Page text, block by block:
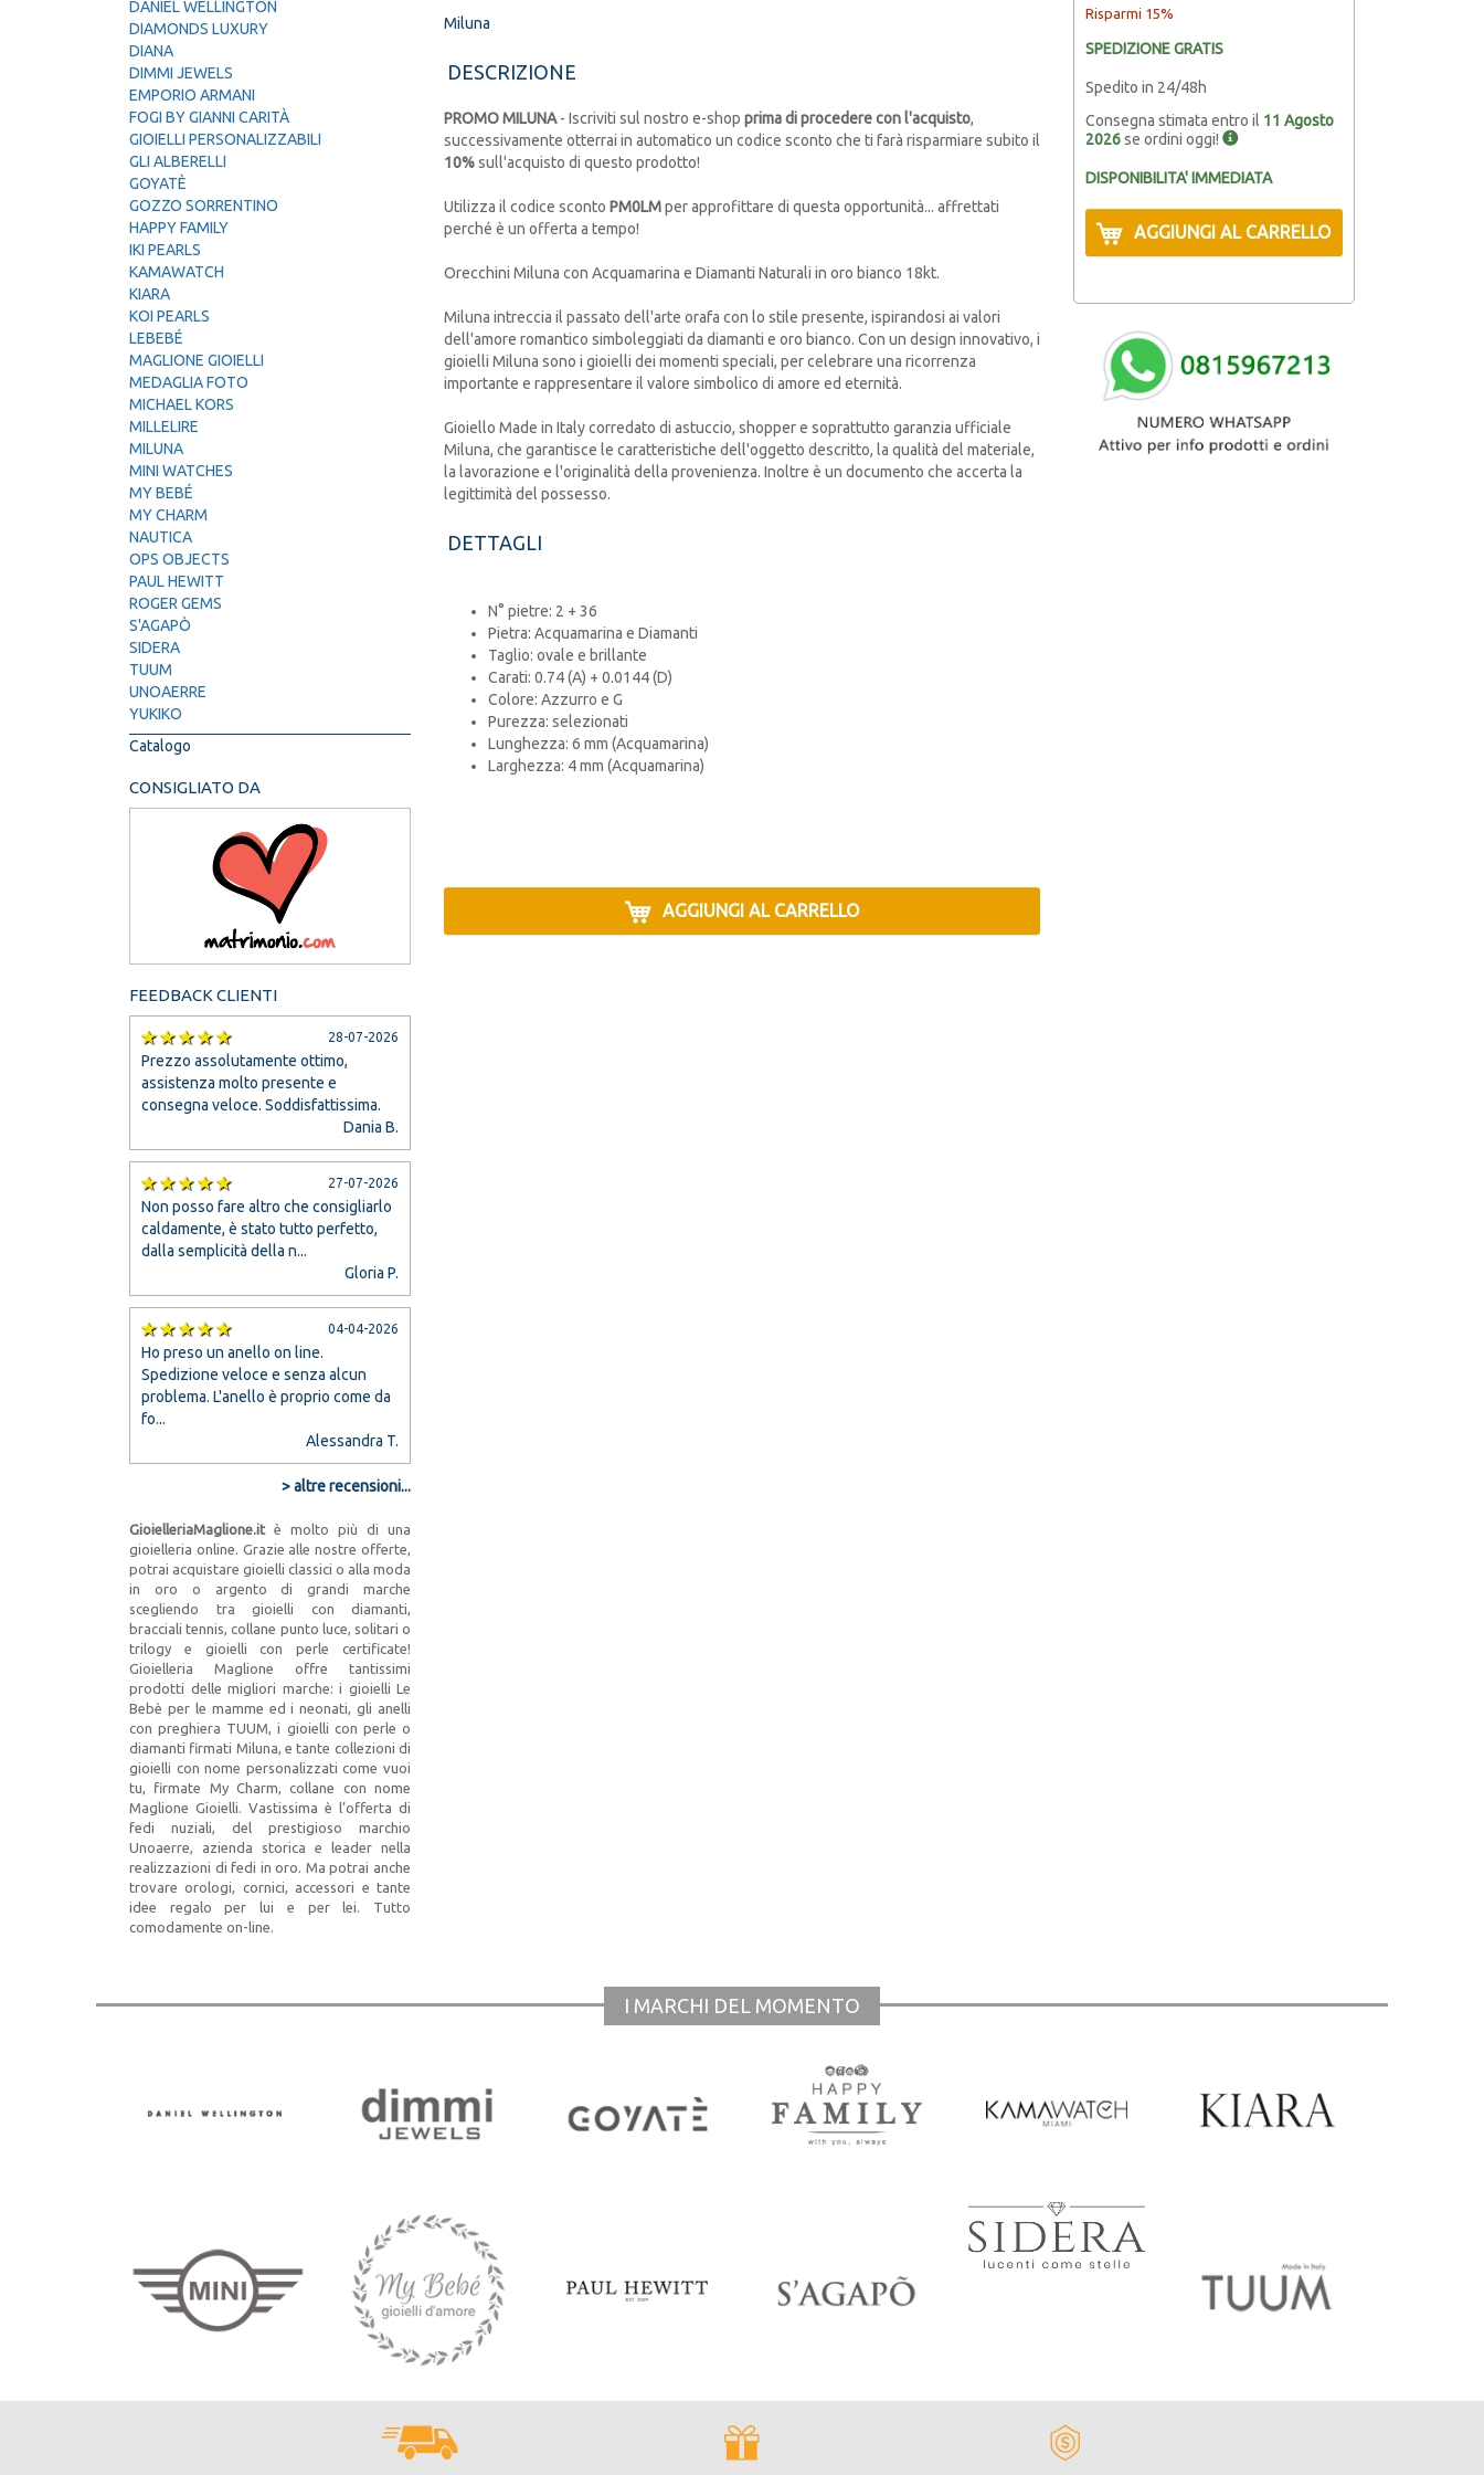
DANIEL WELLINGTON
DIAMONDS LUXURY
DIANA
DIMMI JEWELS
EMPORIO ARMANI
FOGI BY GIANNI CARITÀ
GIOIELLI PERSONALIZZABILI
GLI ALBERELLI
GOYATÈ
GOZZO SORRENTINO
HAPPY FAMILY
IKI PEARLS
KAMAWATCH
KIARA
KOI PEARLS
LEBEBÉ
MAGLIONE GIOIELLI
MEDAGLIA FOTO
MICHAEL KORS
MILLELIRE
MILUNA
MINI WATCHES
MY BEBÉ
MY CHARM
NAUTICA
OPS OBJECTS
PAUL HEWITT
ROGER GEMS
S'AGAPÒ
SIDERA
TUUM
UNOAERRE
YUKIKO
Catalogo
CONSIGLIATO DA
FEEDBACK CLIENTI
28-07-2026
Prezzo assolutamente ottimo,
assistenza molto presente e
consegna veloce. Soddisfattissima.
Dania B.
27-07-2026
Non posso fare altro che consigliarlo
caldamente, è stato tutto perfetto,
dalla semplicità della n...
Gloria P.
04-04-2026
Ho preso un anello on line.
Spedizione veloce e senza alcun
problema. L'anello è proprio come da
fo...
Alessandra T.
> altre recensioni...
GioielleriaMaglione.itè molto più di una
gioielleria online. Grazie alle nostre offerte,
potrai acquistare gioielli classici o alla moda
in oro o argento di grandi marche
scegliendo tra gioielli con diamanti,
bracciali tennis, collane punto luce, solitari o
trilogy e gioielli con perle certificate!
Gioielleria Maglione offre tantissimi
prodotti delle migliori marche: i gioielli Le
Bebè per le mamme ed i neonati, gli anelli
con preghiera TUUM, i gioielli con perle o
diamanti firmati Miluna, e tante collezioni di
gioielli con nome personalizzati come vuoi
tu, firmate My Charm, collane con nome
Maglione Gioielli. Vastissima è l’offerta di
fedi nuziali, del prestigioso marchio
Unoaerre, azienda storica e leader nella
realizzazioni di fedi in oro. Ma potrai anche
trovare orologi, cornici, accessori e tante
idee regalo per lui e per lei. Tutto
comodamente on-line.
Miluna
DESCRIZIONE
PROMO MILUNA- Iscriviti sul nostro e-shop prima di procedere con l'acquisto,
successivamente otterrai in automatico un codice sconto che ti farà risparmiare subito il
10%sull'acquisto di questo prodotto!
Utilizza il codice sconto PM0LMper approfittare di questa opportunità... affrettati
perché è un offerta a tempo!
Orecchini Miluna con Acquamarina e Diamanti Naturali in oro bianco 18kt.
Miluna intreccia il passato dell'arte orafa con lo stile presente, ispirandosi ai valori
dell'amore romantico simboleggiati da diamanti e oro bianco. Con un design innovativo, i
gioielli Miluna sono i gioielli dei momenti speciali, per celebrare una ricorrenza
importante e rappresentare il valore simbolico di amore ed eternità.
Gioiello Made in Italy corredato di astuccio, shopper e soprattutto garanzia ufficiale
Miluna, che garantisce le caratteristiche dell'oggetto descritto, la qualità del materiale,
la lavorazione e l'originalità della provenienza. Inoltre è un documento che accerta la
legittimità del possesso.
DETTAGLI
N° pietre: 2 + 36
Pietra: Acquamarina e Diamanti
Taglio: ovale e brillante
Carati: 0.74 (A) + 0.0144 (D)
Colore: Azzurro e G
Purezza: selezionati
Lunghezza: 6 mm (Acquamarina)
Larghezza: 4 mm (Acquamarina)
AGGIUNGI AL CARRELLO
Risparmi 15%
SPEDIZIONE GRATIS
Spedito in 24/48h
Consegna stimata entro il 11 Agosto
2026se ordini oggi!
DISPONIBILITA' IMMEDIATA
AGGIUNGI AL CARRELLO
I MARCHI DEL MOMENTO